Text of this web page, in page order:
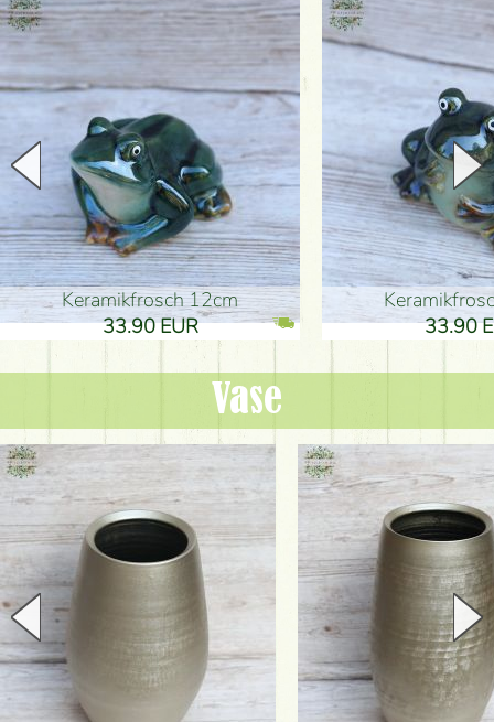
Keramikfrosch 12cm
33.90 EUR
33.90
Vase